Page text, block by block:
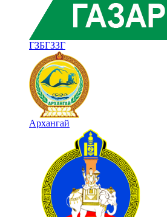
ГЗБГЗЗГ
Архангай